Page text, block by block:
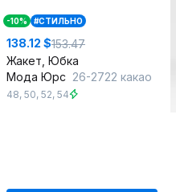
-10% #СТИЛЬНО
138.12 $153.47
Жакет, Юбка
Мода Юрс 26-2722 какао
48, 50, 52, 54